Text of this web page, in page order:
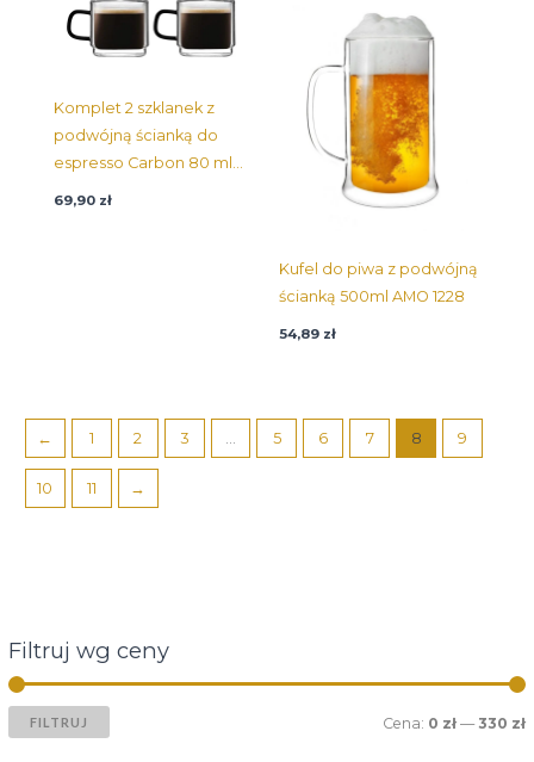
Filtruj wg ceny
FILTRUJ Cena: 0 zł — 330 zł
Komplet 2 szklanek z
podwójną ścianką do
espresso Carbon 80 ml
69,90 zł
Kufel do piwa z podwójną
ścianką 500ml AMO 1228
54,89 zł
← 1 2 3 5 6 7 8 9
10 11 →